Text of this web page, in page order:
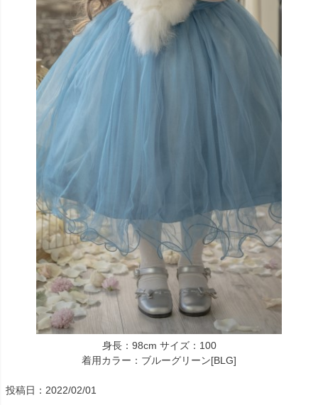
身長：98cm サイズ：100
着用カラー：ブルーグリーン[BLG]
投稿日：2022/02/01